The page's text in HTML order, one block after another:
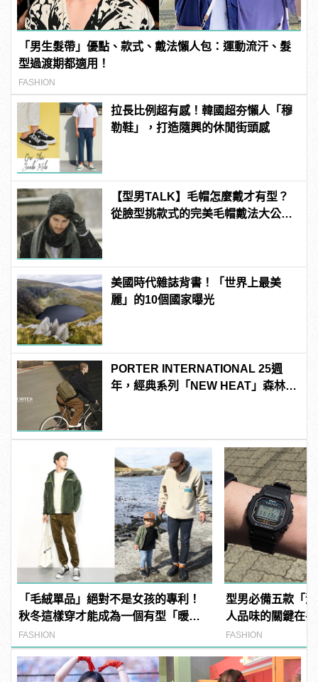
「男生髮帶」優點、款式、戴法懶人包：運動流汗、髮
型過渡期都適用！
FASHION
拉長比例超有感！韓國超夯懶人「穆
勒鞋」，打造隨興的休閒街頭感
【型男TALK】毛帽怎麼戴才有型？
從臉型挑款式的完美毛帽戴法大公
美國時代雜誌背書！「世界上最美
麗」的10個國家曝光
PORTER INTERNATIONAL 25週
年，經典系列「NEW HEAT」森林綠
「毛絨單品」絕對不是女孩的專利！
秋冬這樣穿才能成為一個有型「暖
男」
FASHION
型男必備五款「
人品味的關鍵在
FASHION